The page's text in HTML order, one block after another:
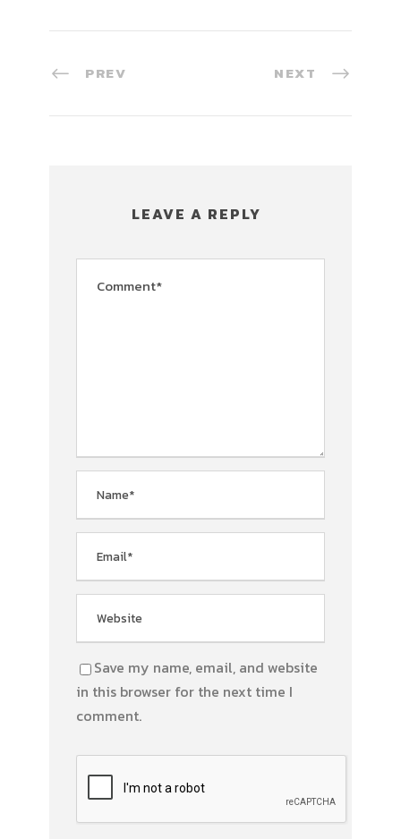
PREV NEXT
LEAVE A REPLY
Save my name, email, and website
in this browser for the next time I
comment.